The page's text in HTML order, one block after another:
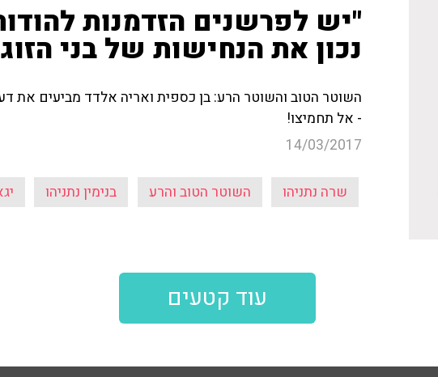
"יש לפרשנים הזדמנות
נכון את הנחישות של בני
השוטר הטוב והשוטר הרע: בן כספית ואריה אלדד מביעים את
- אל תחמיצו!
14/03/2017
שרה נתניהו השוטר הטוב והרע בנימין נתניהו
עוד קטעים